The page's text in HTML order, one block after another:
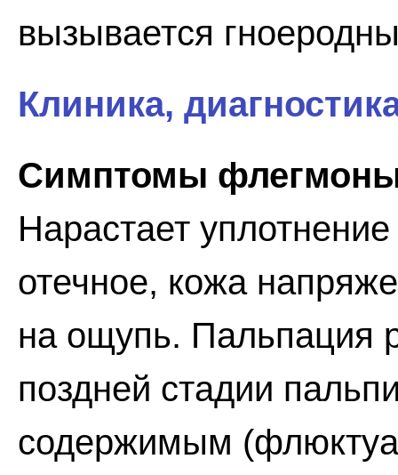
вызывается
Клиника,
Симптомы флегмоны
Нарастает
отечное, кожа
на ощупь. Пальпация
поздней стадии
содержимым